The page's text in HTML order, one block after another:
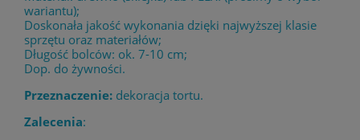
wariantu);
Doskonała jakość wykonania dzięki najwyższej klasie
sprzętu oraz materiałów;
Długość bolców: ok. 7-10 cm;
Dop. do żywności.
Przeznaczenie: dekoracja tortu.
Zalecenia: